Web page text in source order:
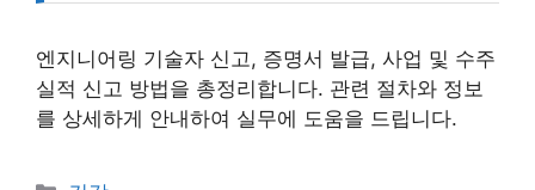
엔지니어링 기술자 신고, 증명서 발급, 사업 및 수주
실적 신고 방법을 총정리합니다. 관련 절차와 정보
를 상세하게 안내하여 실무에 도움을 드립니다.